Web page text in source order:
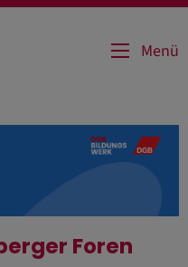
Menü
Foren